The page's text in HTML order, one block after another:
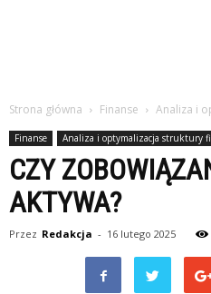
Strona główna Finanse Analiza i
Finanse Analiza i optymalizacja struktury
CZY
AKTYWA?
Przez Redakcja - 16 lutego 2025